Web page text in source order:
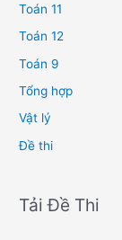
Toán 11
Toán 12
Toán 9
Tổng hợp
Vật lý
Đề thi
Tải Đề Thi